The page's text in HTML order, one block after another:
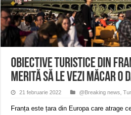
Miresme de lavandă, mentă și flori de vară și
ANUNȚ OPRIRE APĂ în Reșița – avarie –
Obiective turistice din
merită să le vezi măcar o
21 februarie 2022 @Breaking news,
Franța este țara din Europa care atrage